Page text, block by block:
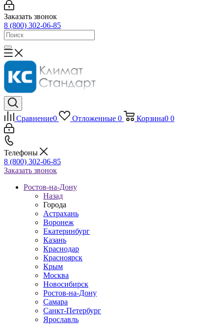
Заказать звонок
8 (800) 302-06-85
Сравнение0 Отложенные 0 Корзина0 0
Телефоны
8 (800) 302-06-85
Заказать звонок
Ростов-на-Дону
Назад
Города
Астрахань
Воронеж
Екатеринбург
Казань
Краснодар
Красноярск
Крым
Москва
Новосибирск
Ростов-на-Дону
Самара
Санкт-Петербург
Ярославль